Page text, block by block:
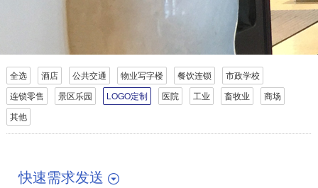
全选 酒店 公共交通 物业写字楼 餐饮连锁
市政学校
连锁零售
景区乐园 LOGO定制 医院 工业 畜牧业
商场
其他
快速需求发送